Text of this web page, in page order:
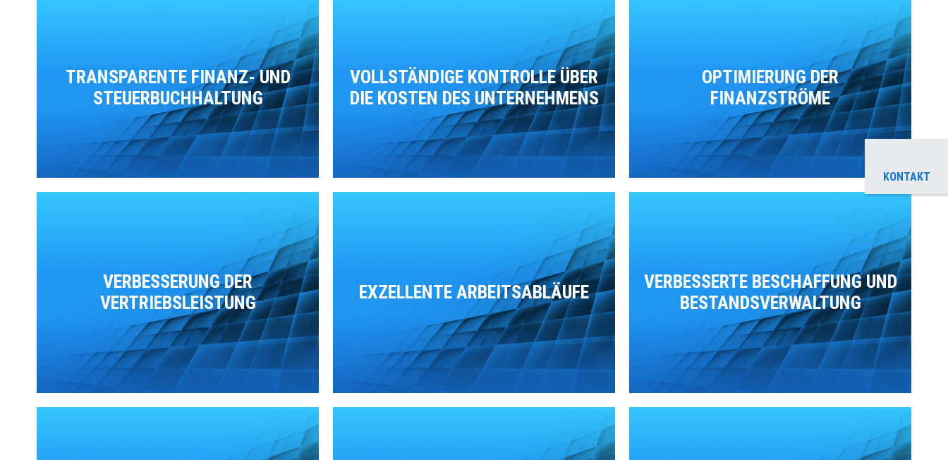
TRANSPARENTE FINANZ- UND
STEUERBUCHHALTUNG
VOLLSTÄNDIGE KONTROLLE ÜBER
DIE KOSTEN DES UNTERNEHMENS
OPTIMIERUNG DER
FINANZSTRÖME
VERBESSERUNG DER
VERTRIEBSLEISTUNG
EXZELLENTE ARBEITSABLÄUFE
VERBESSERTE BESCHAFFUNG UND
BESTANDSVERWALTUNG
KONTAKT